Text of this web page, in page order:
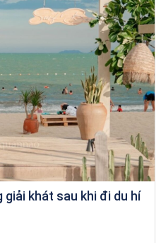
khát sau khi đi du hí